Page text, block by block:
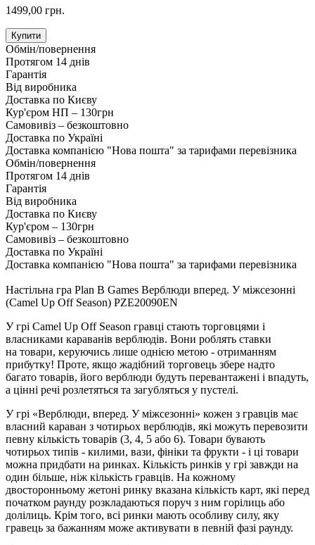
1499,00 грн.
Купити
Обмін/повернення
Протягом 14 днів
Гарантія
Від виробника
Доставка по Києву
Кур'єром НП – 130грн
Самовивіз – безкоштовно
Доставка по Україні
Доставка компанією "Нова пошта" за тарифами перевізника
Обмін/повернення
Протягом 14 днів
Гарантія
Від виробника
Доставка по Києву
Кур'єром – 130грн
Самовивіз – безкоштовно
Доставка по Україні
Доставка компанією "Нова пошта" за тарифами перевізника
Настільна гра Plan B Games Верблюди вперед. У міжсезонні
(Camel Up Off Season) PZE20090EN
У грі Camel Up Off Season гравці стають торговцями і
власниками караванів верблюдів. Вони роблять ставки
на товари, керуючись лише однією метою - отриманням
прибутку! Проте, якщо жадібний торговець збере надто
багато товарів, його верблюди будуть перевантажені і впадуть,
а цінні речі розлетяться та загубляться у пустелі.
У грі «Верблюди, вперед. У міжсезонні» кожен з гравців має
власний караван з чотирьох верблюдів, які можуть перевозити
певну кількість товарів (3, 4, 5 або 6). Товари бувають
чотирьох типів - килими, вази, фініки та фрукти - і ці товари
можна придбати на ринках. Кількість ринків у грі завжди на
один більше, ніж кількість гравців. На кожному
двосторонньому жетоні ринку вказана кількість карт, які перед
початком раунду розкладаються поруч з ним горілиць або
долілиць. Крім того, всі ринки мають особливу силу, яку
гравець за бажанням може активувати в певній фазі раунду.